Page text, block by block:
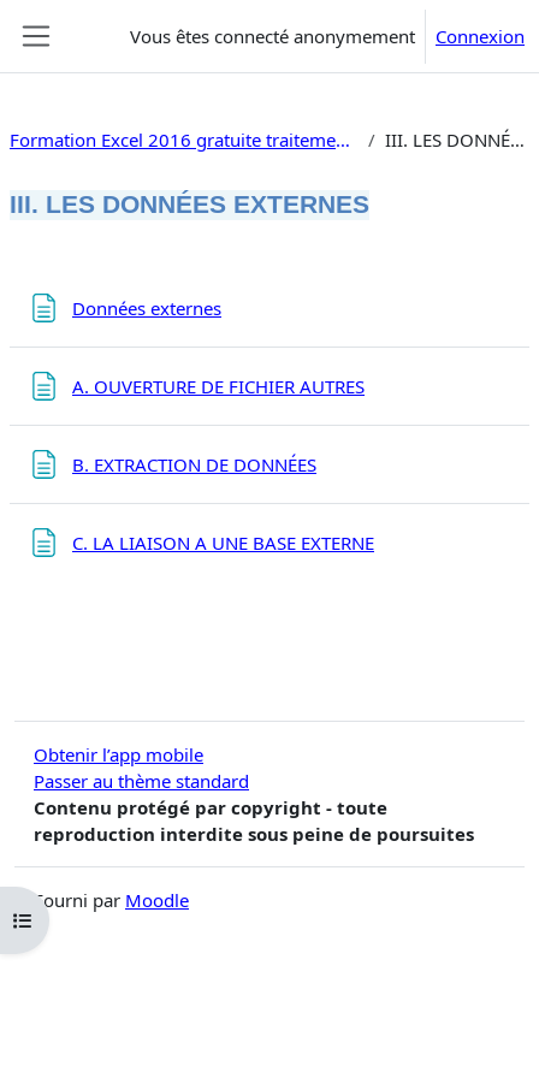
Vous êtes connecté anonymement Connexion
Ouvrir l’index du cours
Formation Excel 2016 gratuite traitement de données, si, macros III. LES DONNÉES EXTERNES
III. LES DONNÉES EXTERNES
Données externesPage
A. OUVERTURE DE FICHIER AUTRESPage
B. EXTRACTION DE DONNÉESPage
C. LA LIAISON A UNE BASE EXTERNEPage
Obtenir l’app mobile
Passer au thème standard
Contenu protégé par copyright - toute
reproduction interdite sous peine de poursuites
Fourni par Moodle